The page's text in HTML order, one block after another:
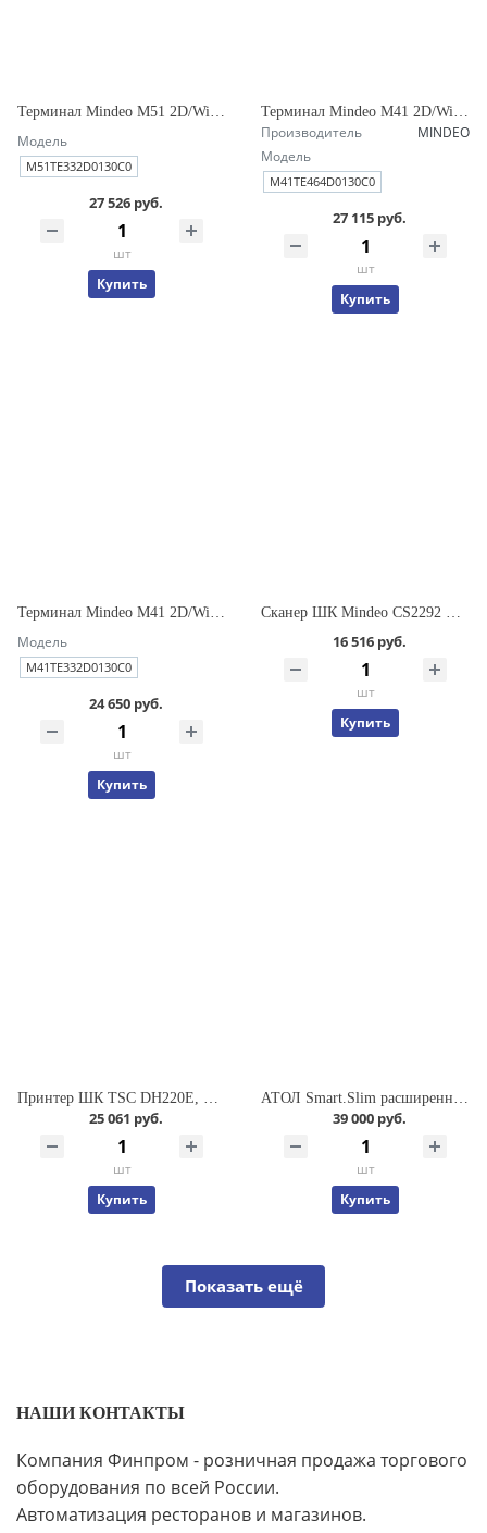
Терминал Mindeo M51 2D/WiFi/LTE/3/32Gb/C/5000mAh/USB/EU/ремень
Модель
M51TE332D0130C0
27 526 руб.
шт
Купить
Терминал Mindeo M41 2D/WiFi/LTE/4/64Gb/C/5100mAh/USB/EU/ремень
Производитель
MINDEO
Модель
M41TE464D0130C0
27 115 руб.
шт
Купить
Модель
M41TE332D0130C0
24 650 руб.
шт
Купить
16 516 руб.
шт
Купить
25 061 руб.
шт
Купить
39 000 руб.
шт
Купить
Показать ещё
НАШИ КОНТАКТЫ
Компания Финпром - розничная продажа торгового
оборудования по всей России.
Автоматизация ресторанов и магазинов.